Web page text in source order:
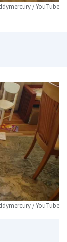
/ YouTube
/ YouTube